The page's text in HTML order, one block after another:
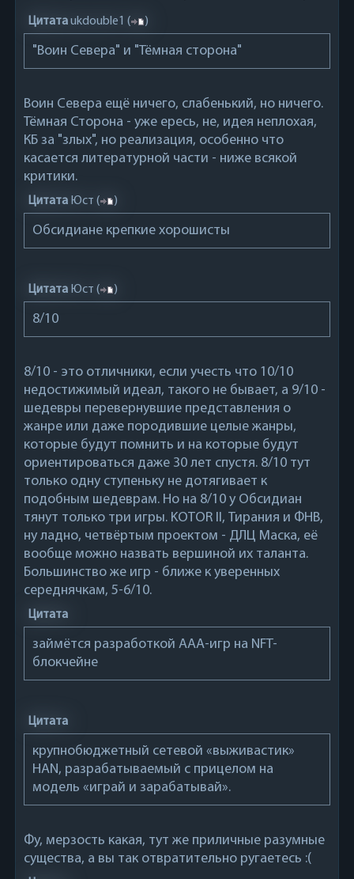
Цитатаukdouble1 ( )
"Воин Севера" и "Тёмная сторона"
Воин Севера ещё ничего, слабенький, но ничего.
Тёмная Сторона - уже ересь, не, идея неплохая,
КБ за "злых", но реализация, особенно что
касается литературной части - ниже всякой
критики.
Цитата Юст ( )
Обсидиане крепкие хорошисты
Цитата Юст ( )
8/10
8/10 - это отличники, если учесть что 10/10
недостижимый идеал, такого не бывает, а 9/10 -
шедевры перевернувшие представления о
жанре или даже породившие целые жанры,
которые будут помнить и на которые будут
ориентироваться даже 30 лет спустя. 8/10 тут
только одну ступеньку не дотягивает к
подобным шедеврам. Но на 8/10 у Обсидиан
тянут только три игры. KOTOR II, Тирания и ФНВ,
ну ладно, четвёртым проектом - ДЛЦ Маска, её
вообще можно назвать вершиной их таланта.
Большинство же игр - ближе к уверенных
середнячкам, 5-6/10.
Цитата
займётся разработкой AAA-игр на NFT-
блокчейне
Цитата
крупнобюджетный сетевой «выживастик»
HAN, разрабатываемый с прицелом на
модель «играй и зарабатывай».
Фу, мерзость какая, тут же приличные разумные
существа, а вы так отвратительно ругаетесь :(